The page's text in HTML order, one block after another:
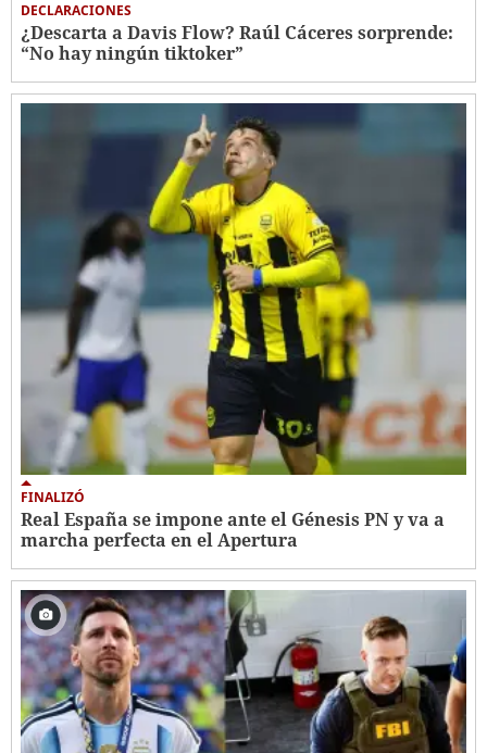
DECLARACIONES
¿Descarta a Davis Flow? Raúl Cáceres sorprende:
“No hay ningún tiktoker”
FINALIZÓ
Real España se impone ante el Génesis PN y va a
marcha perfecta en el Apertura